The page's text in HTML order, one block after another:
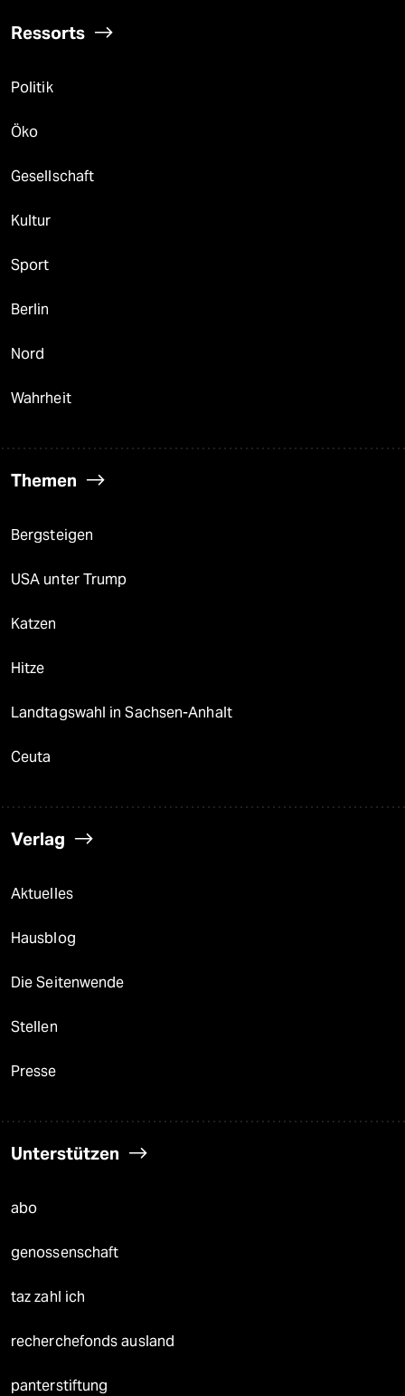
Ressorts
Politik
Öko
Gesellschaft
Kultur
Sport
Berlin
Nord
Wahrheit
Themen
Bergsteigen
USA unter Trump
Katzen
Hitze
Landtagswahl in Sachsen-Anhalt
Ceuta
Verlag
Aktuelles
Hausblog
Die Seitenwende
Stellen
Presse
Unterstützen
abo
genossenschaft
taz zahl ich
recherchefonds ausland
panterstiftung